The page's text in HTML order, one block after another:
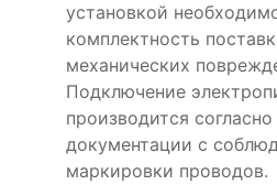
установкой
комплектность
механических
Подключение
производится
документации с
маркировки проводов.